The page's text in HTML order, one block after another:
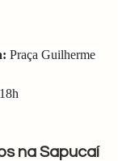
Praça Guilherme
na Sapucaí